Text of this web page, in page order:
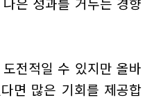
은 성과를 거두는 경향
전적일 수 있지만 올바
면 많은 기회를 제공합